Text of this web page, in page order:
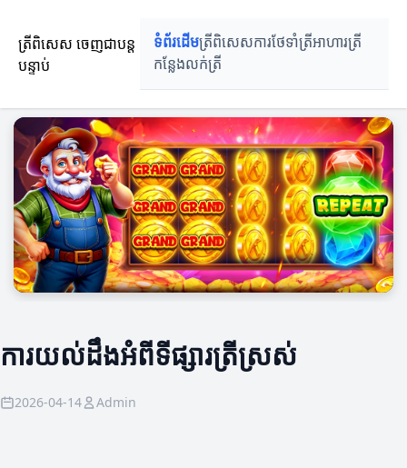
ត្រីពិសេស ចេញជាបន្ត
បន្ទាប់
ទំព័រដើមត្រីពិសេសការថែទាំត្រីអាហារត្រី
កន្លែងលក់ត្រី
ការយល់ដឹងអំពីទីផ្សារត្រីស្រស់
2026-04-14 Admin